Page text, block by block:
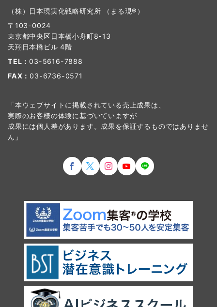
（株）日本現実化戦略研究所 （まる現®）
〒103-0024
東京都中央区日本橋小舟町8-13
天翔日本橋ビル 4階
TEL： 03-5616-7888
FAX： 03-6736-0571
「本ウェブサイトに掲載されている売上成果は、
実際のお客様の体験に基づいていますが
成果には個人差があります。成果を保証するものではありませ
ん」